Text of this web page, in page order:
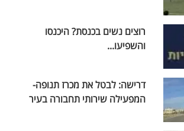
רוצים נשים בכנסת? היכנסו
והשפיעו...
דרישה: לבטל את מכרז תנופה-
המפעילה שירותי תחבורה בעיר